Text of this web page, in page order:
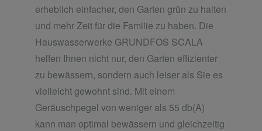
erheblich einfacher, den Garten grün zu halten
und mehr Zeit für die Familie zu haben. Die
Hauswasserwerke GRUNDFOS SCALA
helfen Ihnen nicht nur, den Garten effizienter
zu bewässern, sondern auch leiser als Sie es
vielleicht gewohnt sind. Mit einem
Geräuschpegel von weniger als 55 db(A)
kann man optimal bewässern und gleichzeitig